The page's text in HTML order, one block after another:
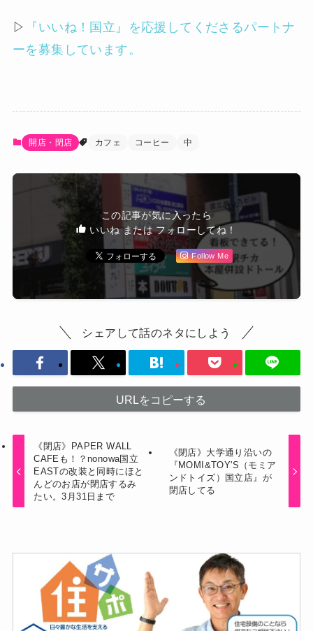
▷
『いいね！国立』を応援してくださるパートナ
ーを募集しています。
開店・閉店 カフェ コーヒー 中
この記事が気に入ったら
いいね または フォローしてね！
Follow Me
シェアして話のネタにしよう
URLをコピーする
《閉店》PAPER WALL
CAFEも！？nonowa国立
EASTの改装と同時にほと
んどのお店が閉店するみ
たい。3月31日まで
《閉店》大学通り沿いの
『MOMI&TOY'S（モミア
ンドトイズ）国立店』が
閉店してる